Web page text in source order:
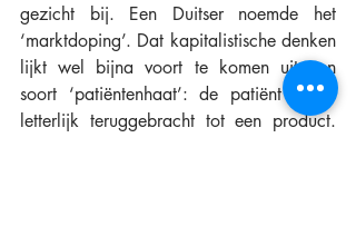
gezicht bij. Een Duitser noemde het
‘marktdoping’. Dat kapitalistische denken
lijkt wel bijna voort te komen uit een
soort ‘patiëntenhaat’: de patiënt wordt
letterlijk teruggebracht tot een product.